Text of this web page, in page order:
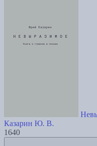
Казарин Ю. В.
1640